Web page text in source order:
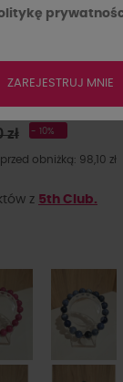
zł - 10%
obniżką: 98,10 zł
z 5th Club.
ZAREJESTRUJ MNIE